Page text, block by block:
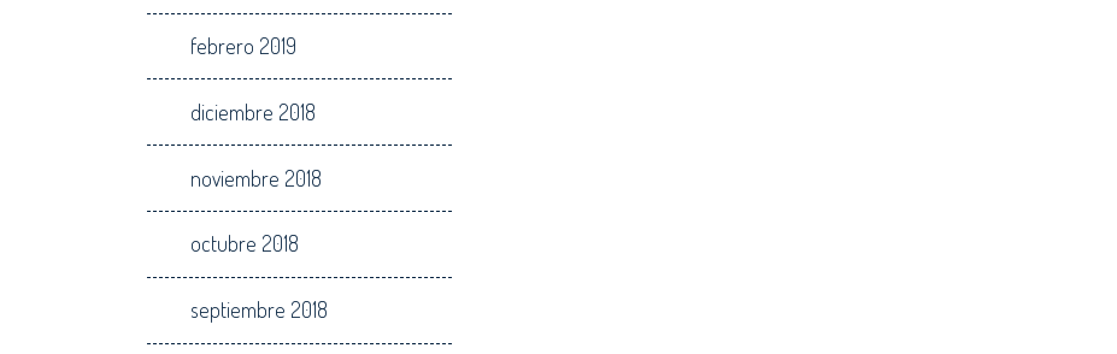
febrero 2019
diciembre 2018
noviembre 2018
octubre 2018
septiembre 2018